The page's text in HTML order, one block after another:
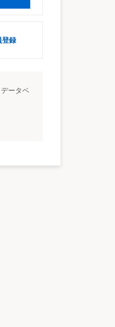
登録
ータベ